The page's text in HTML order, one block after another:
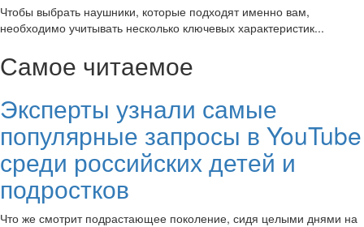
Чтобы выбрать наушники, которые подходят именно вам,
необходимо учитывать несколько ключевых характеристик...
Самое читаемое
Эксперты узнали самые
популярные запросы в YouTube
среди российских детей и
подростков
Что же смотрит подрастающее поколение, сидя целыми днями на